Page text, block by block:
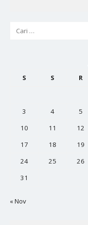
S
S R
3
4 5
10
11 12
17
18 19
24
25 26
31
« Nov